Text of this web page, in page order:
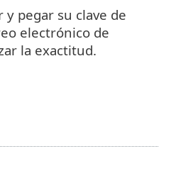
y pegar su clave de
electrónico de
la exactitud.